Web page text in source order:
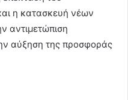
η κατασκευή νέων
αντιμετώπιση
αύξηση της προσφοράς